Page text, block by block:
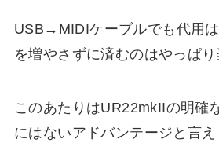
USB→MIDIケーブルでも代用
を増やさずに済むのはやっぱり
このあたりはUR22mkIIの明確
にはないアドバンテージと言え